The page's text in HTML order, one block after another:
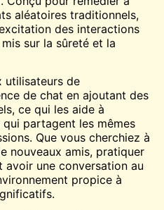
aléatoires traditionnels,
des interactions
sur la sûreté et la
utilisateurs de
de chat en ajoutant des
ce qui les aide à
partagent les mêmes
Que vous cherchiez à
nouveaux amis, pratiquer
avoir une conversation au
propice à